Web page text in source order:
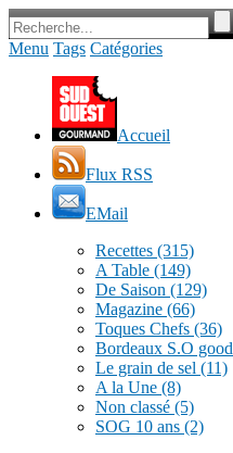
Menu Tags Catégories
Accueil
Flux RSS
EMail
Recettes (315)
A Table (149)
De Saison (129)
Magazine (66)
Toques Chefs (36)
Bordeaux S.O good
Le grain de sel (11)
A la Une (8)
Non classé (5)
SOG 10 ans (2)